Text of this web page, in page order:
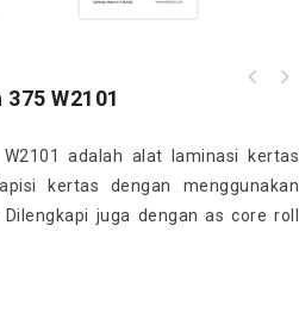
W2101
adalah alat laminasi kertas
kertas dengan menggunakan
juga dengan as core roll